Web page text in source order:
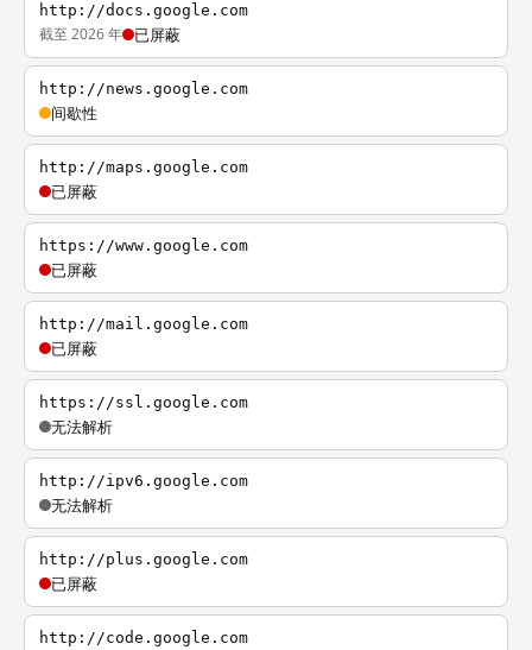
http://docs.google.com
截至 2026 年 已屏蔽
http://news.google.com
间歇性
http://maps.google.com
已屏蔽
https://www.google.com
已屏蔽
http://mail.google.com
已屏蔽
https://ssl.google.com
无法解析
http://ipv6.google.com
无法解析
http://plus.google.com
已屏蔽
http://code.google.com